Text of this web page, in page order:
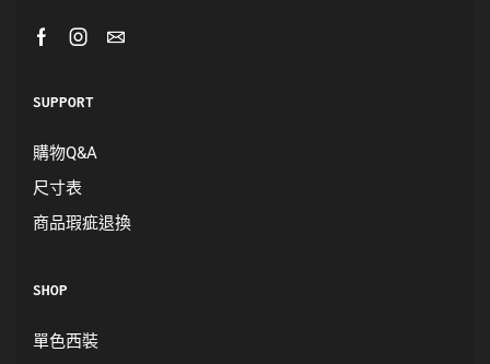
SUPPORT
購物Q&A
尺寸表
商品瑕疵退換
SHOP
單色西裝